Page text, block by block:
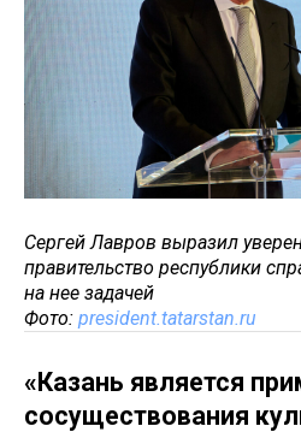
Сергей Лавров выразил
правительство республики
на нее задачей
Фото: president.tatarstan.ru
«Казань является
сосуществования